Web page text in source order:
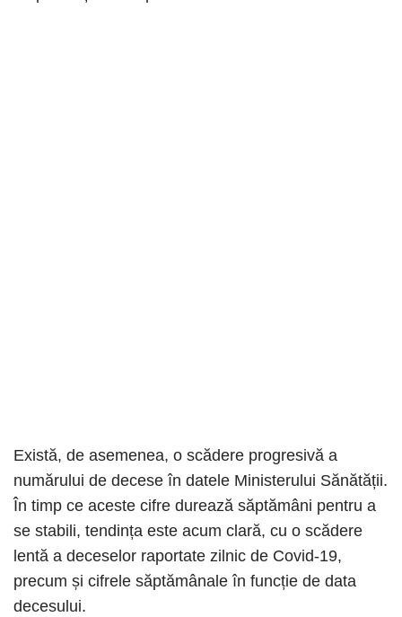
Există, de asemenea, o scădere progresivă a
numărului de decese în datele Ministerului Sănătății.
În timp ce aceste cifre durează săptămâni pentru a
se stabili, tendința este acum clară, cu o scădere
lentă a deceselor raportate zilnic de Covid-19,
precum și cifrele săptămânale în funcție de data
decesului.